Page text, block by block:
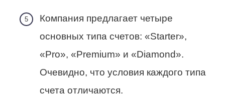
Компания предлагает четыре
основных типа счетов: «Starter»,
«Pro», «Premium» и «Diamond».
Очевидно, что условия каждого типа
счета отличаются.